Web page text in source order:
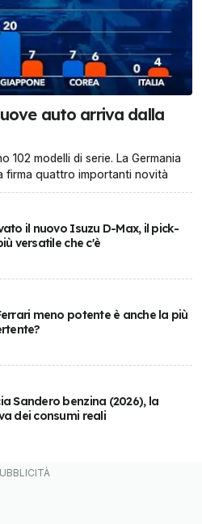
auto arriva dalla
102 modelli di serie. La Germania
firma quattro importanti novità
il nuovo Isuzu D-Max, il pick-
versatile che c'è
meno potente è anche la più
Sandero benzina (2026), la
dei consumi reali